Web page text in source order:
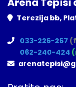
Terezija bb,
033-226-267
062-240-424